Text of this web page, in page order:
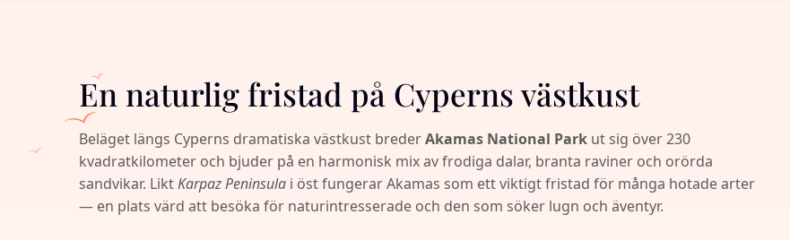
En naturlig fristad på Cyperns västkust
Beläget längs Cyperns dramatiska västkust brederAkamas National Park ut sig över 230
kvadratkilometer och bjuder på en harmonisk mix av frodiga dalar, branta raviner och orörda
sandvikar. LiktKarpaz Peninsula i öst fungerar Akamas som ett viktigt fristad för många hotade arter
— en plats värd att besöka för naturintresserade och den som söker lugn och äventyr.